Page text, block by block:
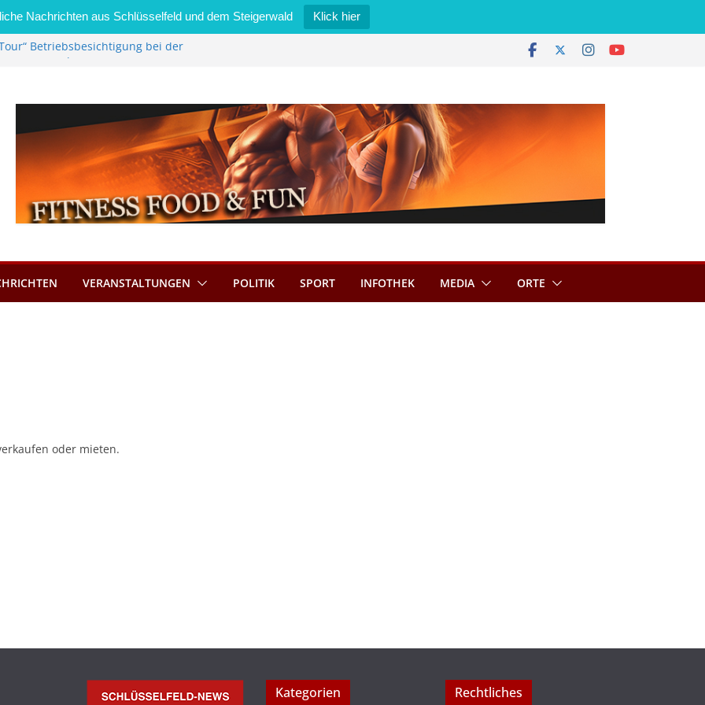
Nachrichten aus Schlüsselfeld und dem Steigerwald Klick hier
Betriebsbesichtigung bei der
bietet Online-Anmeldung für
Wert von 600 Euro
VERANSTALTUNGEN POLITIK SPORT INFOTHEK MEDIA ORTE
oder mieten.
Kategorien Rechtliches